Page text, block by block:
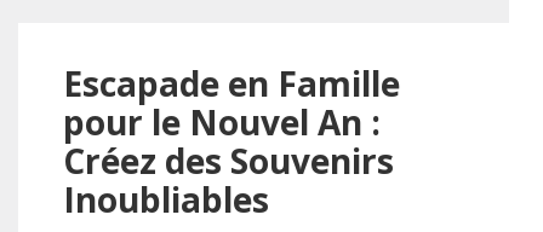
Escapade en Famille
pour le Nouvel An :
Créez des Souvenirs
Inoubliables